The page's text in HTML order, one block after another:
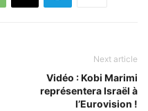
Next article
Vidéo : Kobi Marimi
représentera Israël à
l’Eurovision !